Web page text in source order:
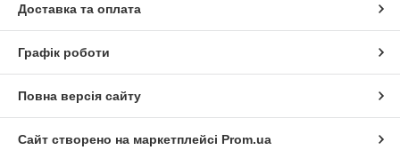
Доставка та оплата
Графік роботи
Повна версія сайту
Сайт створено на маркетплейсі Prom.ua